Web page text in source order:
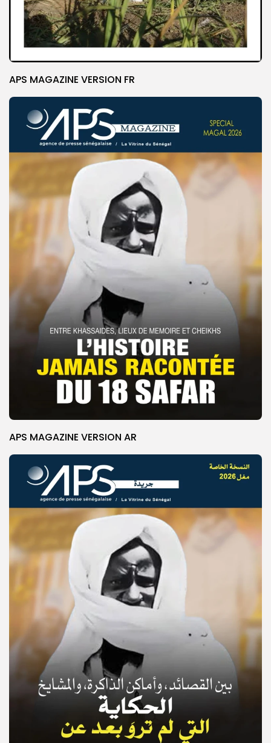
© Copyright 2025, APS
APS MAGAZINE VERSION FR
APS MAGAZINE VERSION AR